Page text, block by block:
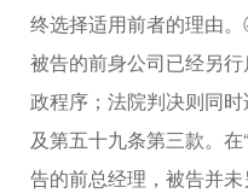
终选择适用前者的理由
被告的前身公司已经另
政程序；法院判决则同
及第五十九条第三款。
告的前总经理，被告并